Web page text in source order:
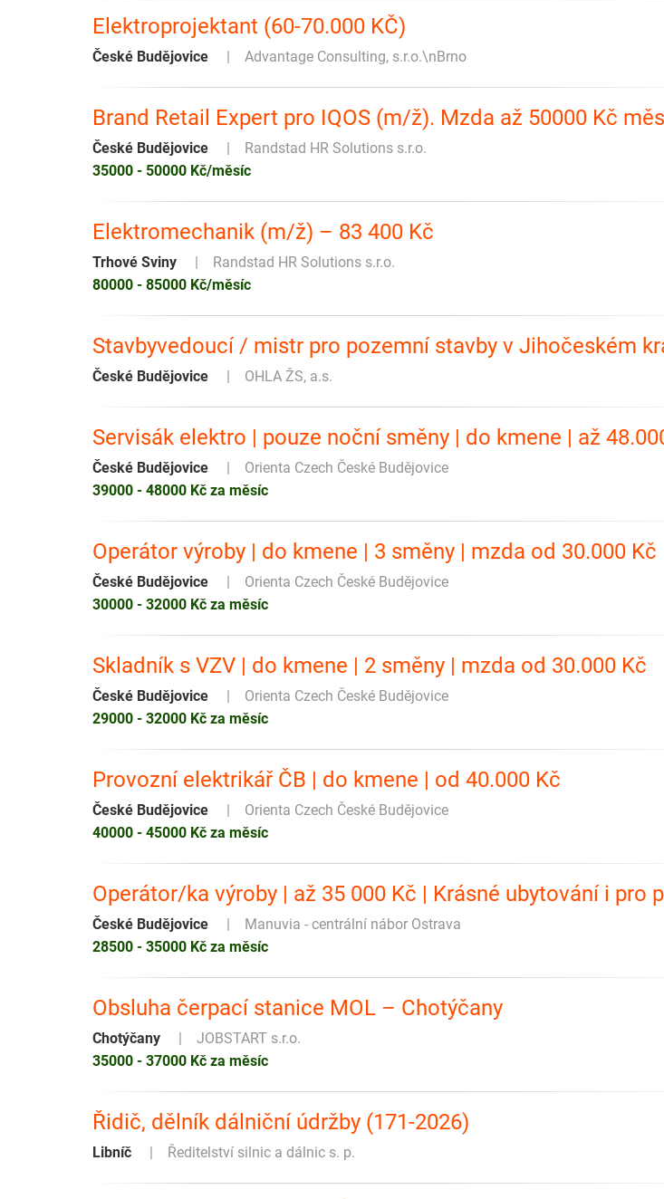
Elektroprojektant (60-70.000 KČ)
České Budějovice Advantage Consulting, s.r.o.\nBrno
Brand Retail Expert pro IQOS (m/ž). Mzda až 50000 Kč
České Budějovice
Randstad HR Solutions s.r.o.
35000 - 50000 Kč/měsíc
Elektromechanik (m/ž) – 83 400 Kč
Trhové Sviny
Randstad HR Solutions s.r.o.
80000 - 85000 Kč/měsíc
Stavbyvedoucí / mistr pro pozemní stavby v Jihočeském
České Budějovice OHLA ŽS, a.s.
Servisák elektro | pouze noční směny | do kmene | až
České Budějovice
Orienta Czech České Budějovice
39000 - 48000 Kč za měsíc
Operátor výroby | do kmene | 3 směny | mzda od 30.000 Kč
České Budějovice
Orienta Czech České Budějovice
30000 - 32000 Kč za měsíc
Skladník s VZV | do kmene | 2 směny | mzda od 30.000 Kč
České Budějovice
Orienta Czech České Budějovice
29000 - 32000 Kč za měsíc
Provozní elektrikář ČB | do kmene | od 40.000 Kč
České Budějovice
Orienta Czech České Budějovice
40000 - 45000 Kč za měsíc
Operátor/ka výroby | až 35 000 Kč | Krásné ubytování i pro
České Budějovice
Manuvia - centrální nábor Ostrava
28500 - 35000 Kč za měsíc
Obsluha čerpací stanice MOL – Chotýčany
Chotýčany
JOBSTART s.r.o.
35000 - 37000 Kč za měsíc
Řidič, dělník dálniční údržby (171-2026)
Libníč Ředitelství silnic a dálnic s. p.